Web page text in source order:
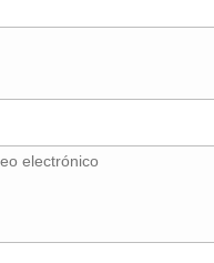
electrónico